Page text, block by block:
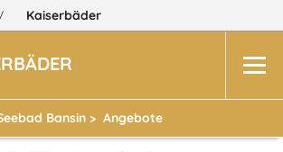
Kaiserbäder
Bansin > Angebote